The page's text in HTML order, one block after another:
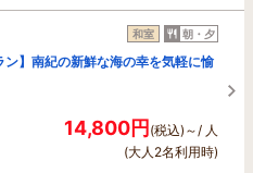
和室 朝・夕
ン】南紀の新鮮な海の幸を気軽に愉
14,800円(税込)～/ 人
(大人2名利用時)